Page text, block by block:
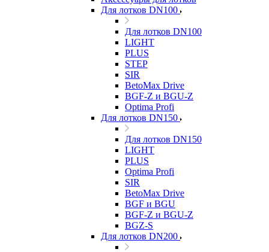
Для лотков DN100
Для лотков DN100
LIGHT
PLUS
STEP
SIR
BetoMax Drive
BGF-Z и BGU-Z
Optima Profi
Для лотков DN150
Для лотков DN150
LIGHT
PLUS
Optima Profi
SIR
BetoMax Drive
BGF и BGU
BGF-Z и BGU-Z
BGZ-S
Для лотков DN200